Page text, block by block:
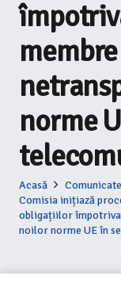
norme
Acasă
Comisia inițiază
obligațiilor împotriva
noilor norme UE în